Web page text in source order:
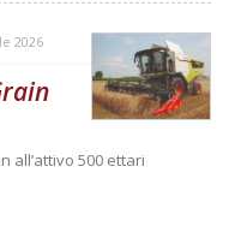
2026
all’attivo 500 ettari